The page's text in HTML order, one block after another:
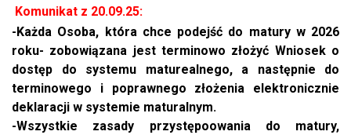
Komunikat z 20.09.25:
-Każda Osoba, która chce podejść do matury w 2026
roku- zobowiązana jest terminowo złożyć Wniosek o
dostęp do systemu maturealnego, a następnie do
terminowego i poprawnego złożenia elektronicznie
deklaracji w systemie maturalnym.
-Wszystkie zasady przystępoowania do matury,